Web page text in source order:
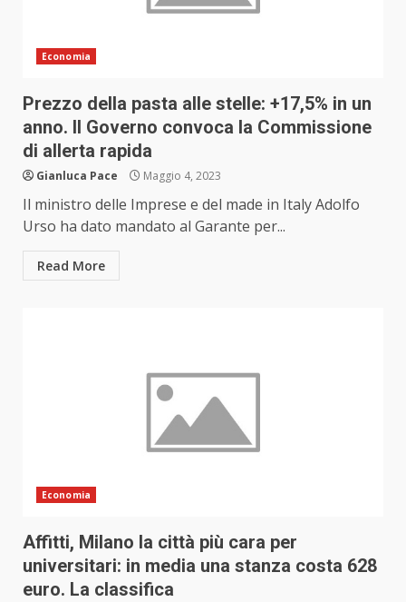
Economia
Prezzo della pasta alle stelle: +17,5% in un
anno. Il Governo convoca la Commissione
di allerta rapida
Gianluca Pace Maggio 4, 2023
Il ministro delle Imprese e del made in Italy Adolfo
Urso ha dato mandato al Garante per...
Read More
Economia
Affitti, Milano la città più cara per
universitari: in media una stanza costa 628
euro. La classifica